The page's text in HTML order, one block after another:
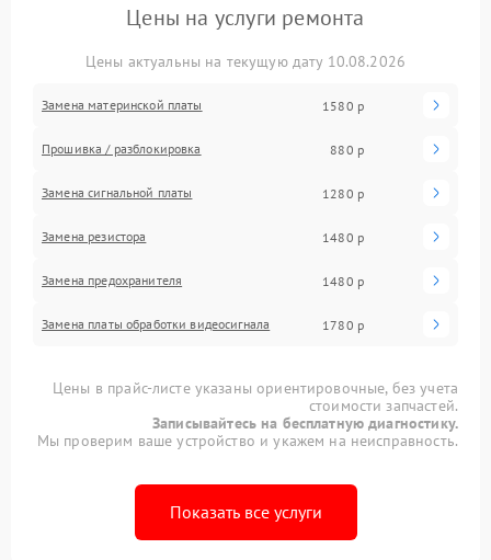
Цены на услуги ремонта
Цены актуальны на текущую дату 10.08.2026
Замена материнской платы 1580 р
Прошивка / разблокировка 880 р
Замена сигнальной платы 1280 р
Замена резистора 1480 р
Замена предохранителя 1480 р
Замена платы обработки видеосигнала 1780 р
Цены в прайс-листе указаны ориентировочные, без учета
стоимости запчастей.
Записывайтесь на бесплатную диагностику.
Мы проверим ваше устройство и укажем на неисправность.
Показать все услуги